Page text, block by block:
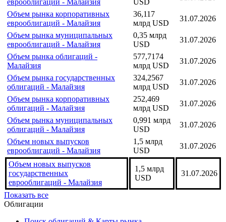
Объем рынка еврооблигаций -
Малайзия
40,267
млрд USD
Объем рынка государственных
еврооблигаций - Малайзия
3,8 млрд
USD
Объем рынка корпоративных
еврооблигаций - Малайзия
36,117
млрд USD
Объем рынка муниципальных
еврооблигаций - Малайзия
0,35 млрд
USD
Объем рынка облигаций -
Малайзия
577,7174
млрд USD
Объем рынка государственных
облигаций - Малайзия
324,2567
млрд USD
Объем рынка корпоративных
облигаций - Малайзия
252,469
млрд USD
Объем рынка муниципальных
облигаций - Малайзия
0,991 млрд
USD
31.07.2026
Объем новых выпусков
еврооблигаций - Малайзия
1,5 млрд
Объем новых выпусков
государственных
еврооблигаций - Малайзия